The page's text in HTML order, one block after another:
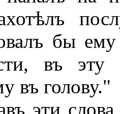
бы
въ
въ голову."
эти слова,